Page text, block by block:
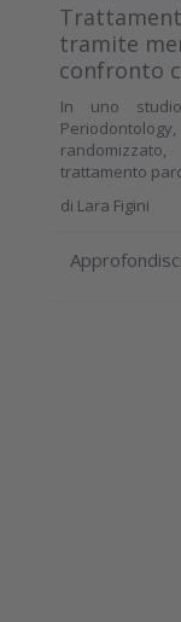
tramite
confronto
In uno
trattamento
di Lara Figini
Approfondisci